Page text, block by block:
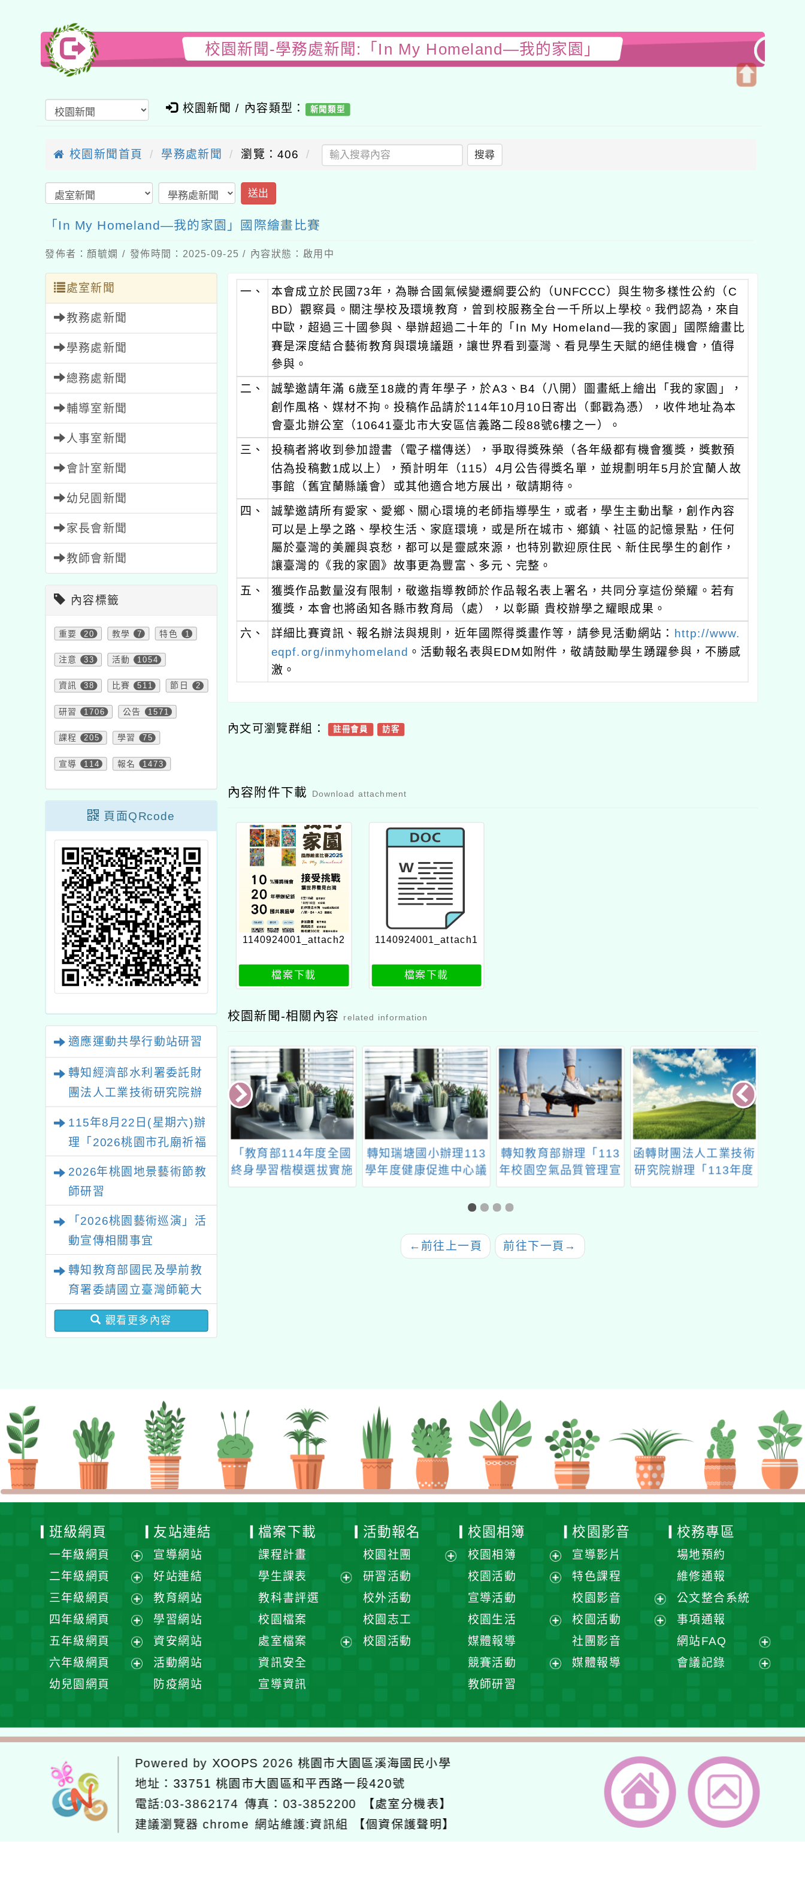
校園新聞-學務處新聞:「In My Homeland—我的家園」
校園新聞 / 內容類型： 新聞類型
校園新聞首頁 學務處新聞 瀏覽：406 搜尋
送出
「In My Homeland—我的家園」國際繪畫比賽
發佈者：顏毓嫻 / 發佈時間：2025-09-25 / 內容狀態：啟用中
處室新聞
教務處新聞
學務處新聞
總務處新聞
輔導室新聞
人事室新聞
會計室新聞
幼兒園新聞
家長會新聞
教師會新聞
內容標籤
重要 20 教學 7 特色 1
注意 33 活動 1054
資訊 38 比賽 511 節日 2
研習 1706 公告 1571
課程 205 學習 75
宣導 114 報名 1473
頁面QRcode
適應運動共學行動站研習
轉知經濟部水利署委託財
團法人工業技術研究院辦
績優單位及節水達人選拔
115年8月22日(星期六)辦
理「2026桃園市孔廟祈福
2026年桃園地景藝術節教
師研習
「2026桃園藝術巡演」活
動宣傳相關事宜
轉知教育部國民及學前教
育署委請國立臺灣師範大
學辦理「114至115年度
健康促進學校輔導計畫師
觀看更多內容
一、 本會成立於民國73年，為聯合國氣候變遷綱要公約（UNFCCC）與生物多樣性公約（C
BD）觀察員。關注學校及環境教育，曾到校服務全台一千所以上學校。我們認為，來自
中歐，超過三十國參與、舉辦超過二十年的「In My Homeland—我的家園」國際繪畫比
賽是深度結合藝術教育與環境議題，讓世界看到臺灣、看見學生天賦的絕佳機會，值得
參與。
二、
誠摯邀請年滿 6歲至18歲的青年學子，於A3、B4（八開）圖畫紙上繪出「我的家園」，
創作風格、媒材不拘。投稿作品請於114年10月10日寄出（郵戳為憑），收件地址為本
會臺北辦公室（10641臺北市大安區信義路二段88號6樓之一）。
三、
投稿者將收到參加證書（電子檔傳送），爭取得獎殊榮（各年級都有機會獲獎，獎數預
估為投稿數1成以上），預計明年（115）4月公告得獎名單，並規劃明年5月於宜蘭人故
事館（舊宜蘭縣議會）或其他適合地方展出，敬請期待。
四、 誠摯邀請所有愛家、愛鄉、關心環境的老師指導學生，或者，學生主動出擊，創作內容
可以是上學之路、學校生活、家庭環境，或是所在城市、鄉鎮、社區的記憶景點，任何
屬於臺灣的美麗與哀愁，都可以是靈感來源，也特別歡迎原住民、新住民學生的創作，
讓臺灣的《我的家園》故事更為豐富、多元、完整。
五、 獲獎作品數量沒有限制，敬邀指導教師於作品報名表上署名，共同分享這份榮耀。若有
獲獎，本會也將函知各縣市教育局（處），以彰顯 貴校辦學之耀眼成果。
六、
詳細比賽資訊、報名辦法與規則，近年國際得獎畫作等，請參見活動網站：
http://www.
eqpf.org/inmyhomeland 。活動報名表與EDM如附件，敬請鼓勵學生踴躍參與，不勝感
激。
內文可瀏覽群組： 註冊會員 訪客
內容附件下載 Download attachment
1140924001_attach2
檔案下載
1140924001_attach1
檔案下載
校園新聞-相關內容 related information
作獎」徵選一
簡章及相關書
「114-115年COVID-
19疫苗接種計畫」，
並自114年11月12日
起提供滿12歲以上公
費接種對象接種
Novavax JN.1
COVID-19疫苗
「教育部114年度全國
終身學習楷模選拔實施
計畫」計畫書1份
轉知瑞塘國小辦理113
學年度健康促進中心議
題學校－「健康體位學
藝競賽四格漫畫」
轉知教育部辦理「113
年校園空氣品質管理宣
導說明會」
函轉財團法人工業技術
研究院辦理「113年度
太陽光電推廣種子教師
← 前往上一頁 前往下一頁 →
班級網頁
一年級網頁
展
開
選
單
二年級網頁
展
開
選
單
三年級網頁
展
開
選
單
四年級網頁
展
開
選
五年級網頁
展
開
六年級網頁
單
幼兒園網頁
友站連結
宣導網站
好站連結
教育網站
學習網站
資安網站
活動網站
防疫網站
檔案下載
課程計畫
學生課表
單
教科書評選
校園檔案
處室檔案
資訊安全
宣導資訊
活動報名
校園社團
研習活動
校外活動
校園志工
校園活動
校園相簿
校園相簿
展
開
單
校園活動
選
宣導活動
校園生活
選
媒體報導
競賽活動
單
教師研習
校園影音
宣導影片
特色課程
校園影音
展
開
校園活動
社團影音
媒體報導
校務專區
場地預約
維修通報
公文整合系統
事項通報
網站FAQ
展
會議記錄
單
Powered by XOOPS 2026桃園市大園區溪海國民小學
地址： 33751 桃園市大園區和平西路一段420號
電話:03-3862174 傳真：03-3852200
【處室分機表】
建議瀏覽器 chrome 網站維護:資訊組 【個資保護聲明】